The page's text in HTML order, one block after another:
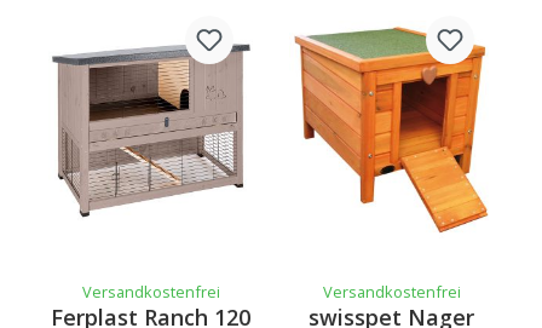
Versandkostenfrei
Ferplast Ranch 120
Versandkostenfrei
swisspet Nager